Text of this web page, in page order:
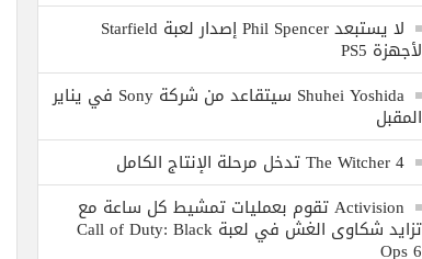
لا يستبعد Phil Spencer إصدار لعبة Starfield
لأجهزة PS5
Shuhei Yoshida سيتقاعد من شركة Sony في يناير
المقبل
The Witcher 4 تدخل مرحلة الإنتاج الكامل
Activision تقوم بعمليات تمشيط كل ساعة مع
تزايد شكاوى الغش في لعبة Call of Duty: Black
Ops 6